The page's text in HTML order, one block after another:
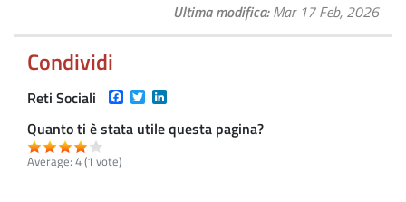
Ultima modifica Mar 17 Feb, 2026
Condividi
Reti Sociali Facebook
Twitter
Quanto ti è stata utile questa pagina?
Average: 4(1 vote)